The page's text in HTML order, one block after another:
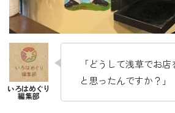
「どうして浅草でお
と思ったんですか？」